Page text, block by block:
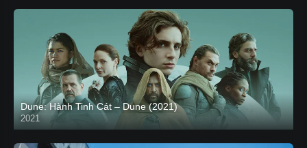
Dune: Hành Tinh Cát – Dune (2021)
2021
HD VIETSUB